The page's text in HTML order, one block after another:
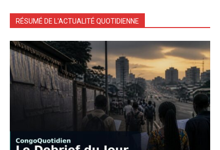
RÉSUMÉ DE L'ACTUALITÉ QUOTIDIENNE